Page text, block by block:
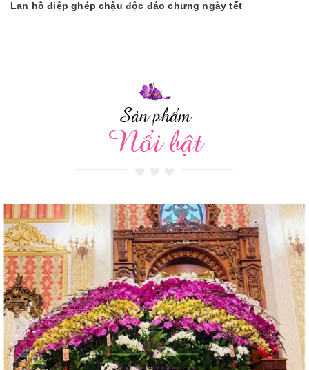
Lan hồ điệp ghép chậu độc đáo chưng ngày tết
Sản phẩm
Nổi bật